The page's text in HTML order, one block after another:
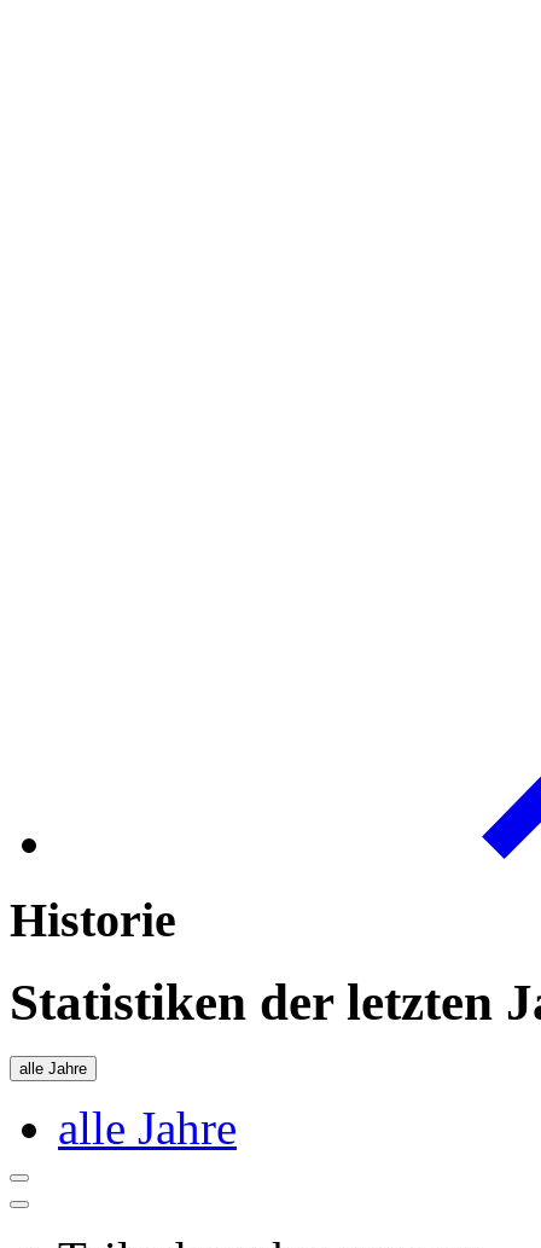
Historie
Statistiken der letzten
alle Jahre
alle Jahre